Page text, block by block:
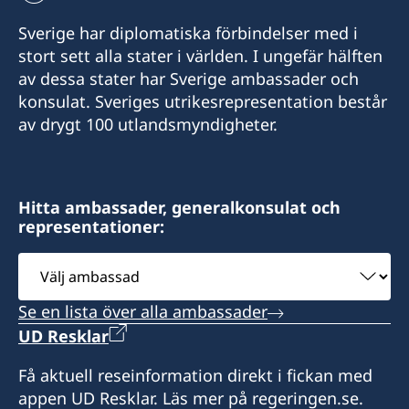
Emailadress konsulat
portauprince.swecons@gmail.com
Sveriges generalkonsulat
Expeditionstider:
måndag – fredag kl. 09.00-15.00 (besök endast
efter överenskommelse i förväg)
Honorärkonsul
Gregoire Fouchard
Sverige har diplomatiska förbindelser med i
stort sett alla stater i världen. I ungefär hälften
av dessa stater har Sverige ambassader och
konsulat. Sveriges utrikesrepresentation består
av drygt 100 utlandsmyndigheter.
Hitta ambassader, generalkonsulat och
representationer:
Välj
ambassad
Se en lista över alla ambassader
UD Resklar
Få aktuell reseinformation direkt i fickan med
appen UD Resklar. Läs mer på regeringen.se.